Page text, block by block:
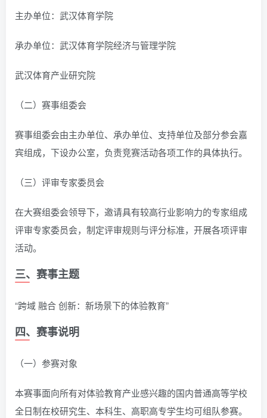
主办单位：武汉体育学院
承办单位：武汉体育学院经济与管理学院
武汉体育产业研究院
（二）赛事组委会
赛事组委会由主办单位、承办单位、支持单位及部分参会嘉
宾组成，下设办公室，负责竞赛活动各项工作的具体执行。
（三）评审专家委员会
在大赛组委会领导下，邀请具有较高行业影响力的专家组成
评审专家委员会，制定评审规则与评分标准，开展各项评审
活动。
三、赛事主题
“跨域 融合 创新：新场景下的体验教育”
四、赛事说明
（一）参赛对象
本赛事面向所有对体验教育产业感兴趣的国内普通高等学校
全日制在校研究生、本科生、高职高专学生均可组队参赛。